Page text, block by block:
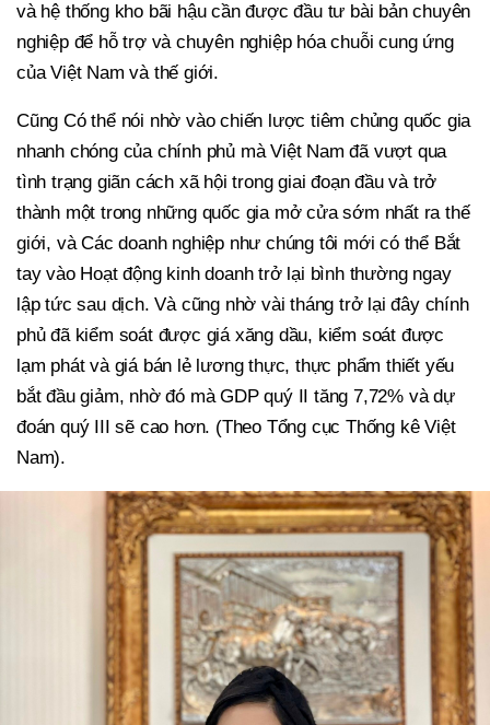
và hệ thống kho bãi hậu cần được đầu tư bài bản chuyên
nghiệp để hỗ trợ và chuyên nghiệp hóa chuỗi cung ứng
của Việt Nam và thế giới.
Cũng Có thể nói nhờ vào chiến lược tiêm chủng quốc gia
nhanh chóng của chính phủ mà Việt Nam đã vượt qua
tình trạng giãn cách xã hội trong giai đoạn đầu và trở
thành một trong những quốc gia mở cửa sớm nhất ra thế
giới, và Các doanh nghiệp như chúng tôi mới có thể Bắt
tay vào Hoạt động kinh doanh trở lại bình thường ngay
lập tức sau dịch. Và cũng nhờ vài tháng trở lại đây chính
phủ đã kiểm soát được giá xăng dầu, kiểm soát được
lạm phát và giá bán lẻ lương thực, thực phẩm thiết yếu
bắt đầu giảm, nhờ đó mà GDP quý II tăng 7,72% và dự
đoán quý III sẽ cao hơn. (Theo Tổng cục Thống kê Việt
Nam).